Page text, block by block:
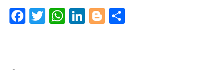
Facebook
TwitterWhatsApp
LinkedIn
Blogger